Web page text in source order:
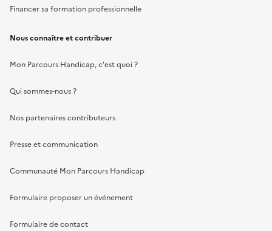
Financer sa formation professionnelle
Nous connaître et contribuer
Mon Parcours Handicap, c'est quoi ?
Qui sommes-nous ?
Nos partenaires contributeurs
Presse et communication
Communauté Mon Parcours Handicap
Formulaire proposer un événement
Formulaire de contact